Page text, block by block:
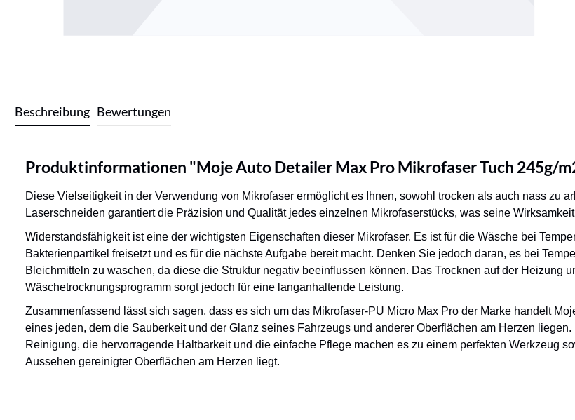
Beschreibung Bewertungen
Produktinformationen "Moje Auto Detailer Max Pro Mikrofaser Tuch 245g/
Diese Vielseitigkeit in der Verwendung von Mikrofaser ermöglicht es Ihnen, sowohl trocken als auch nass zu
Laserschneiden garantiert die Präzision und Qualität jedes einzelnen Mikrofaserstücks, was seine
Widerstandsfähigkeit ist eine der wichtigsten Eigenschaften dieser Mikrofaser. Es ist für die Wäsche bei
Bakterienpartikel freisetzt und es für die nächste Aufgabe bereit macht. Denken Sie jedoch daran, es bei
Bleichmitteln zu waschen, da diese die Struktur negativ beeinflussen können. Das Trocknen auf der Heizung
Wäschetrocknungsprogramm sorgt jedoch für eine langanhaltende Leistung.
Zusammenfassend lässt sich sagen, dass es sich um das Mikrofaser-PU Micro Max Pro der Marke handelt
eines jeden, dem die Sauberkeit und der Glanz seines Fahrzeugs und anderer Oberflächen am Herzen
Reinigung, die hervorragende Haltbarkeit und die einfache Pflege machen es zu einem perfekten Werkzeug
Aussehen gereinigter Oberflächen am Herzen liegt.